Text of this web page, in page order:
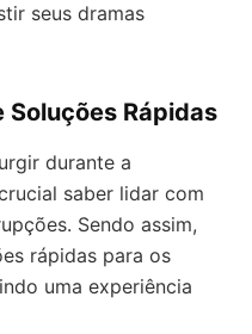
seus dramas
Soluções Rápidas
durante a
saber lidar com
Sendo assim,
rápidas para os
uma experiência